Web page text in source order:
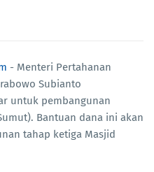
- Menteri Pertahanan
Subianto
untuk pembangunan
Bantuan dana ini akan
tahap ketiga Masjid